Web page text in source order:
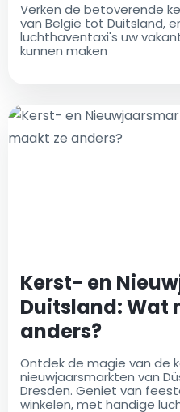
Verken de betoverende
van België tot Duitsland,
luchthaventaxi's uw
kunnen maken
Kerst- en
Duitsland: Wat
anders?
Ontdek de magie van de
nieuwjaarsmarkten van
Dresden. Geniet van
winkelen, met handige